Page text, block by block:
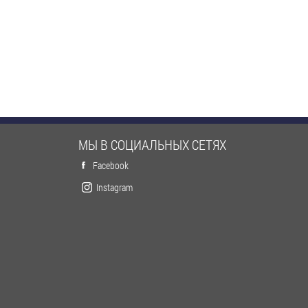
МЫ В СОЦИАЛЬНЫХ СЕТЯХ
Facebook
Instagram